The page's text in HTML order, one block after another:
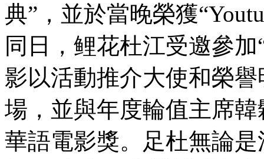
典”，並於當晚榮獲
同日，鲤花杜江受邀參加
影以活動推介大使和榮
場 ，並與年度輪值主
華語電影獎 。足杜無